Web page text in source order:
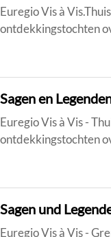
Euregio Vis à
ontdekkingstochten
Sagen en
Euregio Vis à Vis -
ontdekkingstochten
Sagen und
Euregio Vis à Vis -